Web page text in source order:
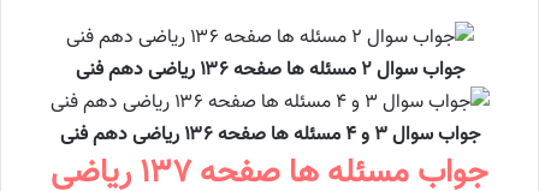
جواب سوال ۲ مسئله ها صفحه ۱۳۶ ریاضی دهم فنی
جواب سوال ۳ و ۴ مسئله ها صفحه ۱۳۶ ریاضی دهم فنی
جواب مسئله ها صفحه ۱۳۷ ریاضی